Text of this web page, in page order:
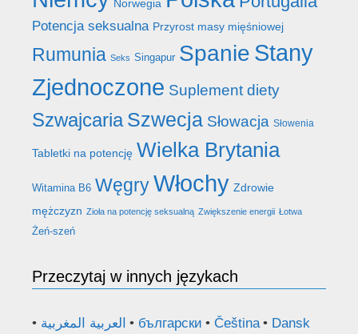
Norwegia
Potencja seksualna Przyrost masy mięśniowej
Rumunia Seks Singapur Spanie Stany
Zjednoczone Suplement diety
Szwajcaria Szwecja Słowacja Słowenia
Tabletki na potencję Wielka Brytania
Witamina B6 WęgryWłochy Zdrowie
mężczyzn Zioła na potencję seksualną Zwiększenie energii Łotwa
Żeń-szeń
Przeczytaj w innych językach
العربية المغربية български Čeština
Dansk